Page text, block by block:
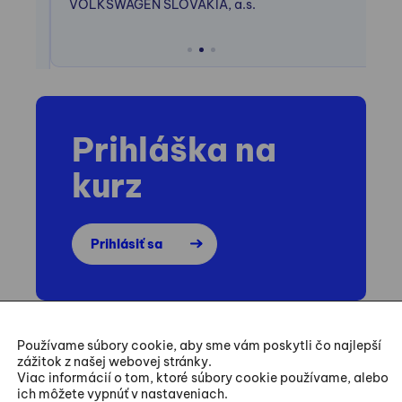
VOLKSWAGEN SLOVAKIA, a.s.
Prihláška na
kurz
Prihlásiť sa
Kapacita kurzov je obmedzená. Účastníkov
Používame súbory cookie, aby sme vám poskytli čo najlepší
zážitok z našej webovej stránky.
Viac informácií o tom, ktoré súbory cookie používame, alebo
ich môžete vypnúť v nastaveniach.